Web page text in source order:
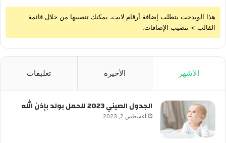
هذا الويدجت يتطلب إضافة أرقام لايت، يمكنك تنصيبها من خلال قائمة
القالب > تنصيب الإضافات.
الأشهر الأخيرة تعليقات
الجدول الصيني 2023 للحمل بولد بإذن الله
أغسطس 2, 2023